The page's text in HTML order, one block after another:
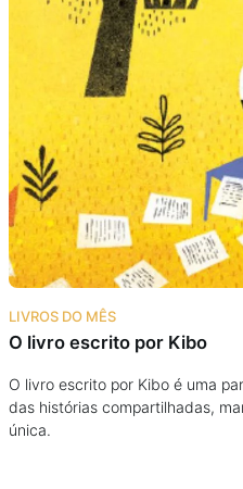
LIVROS DO MÊS
O livro escrito por Kibo
O livro escrito por Kibo é uma
das histórias compartilhadas,
única.